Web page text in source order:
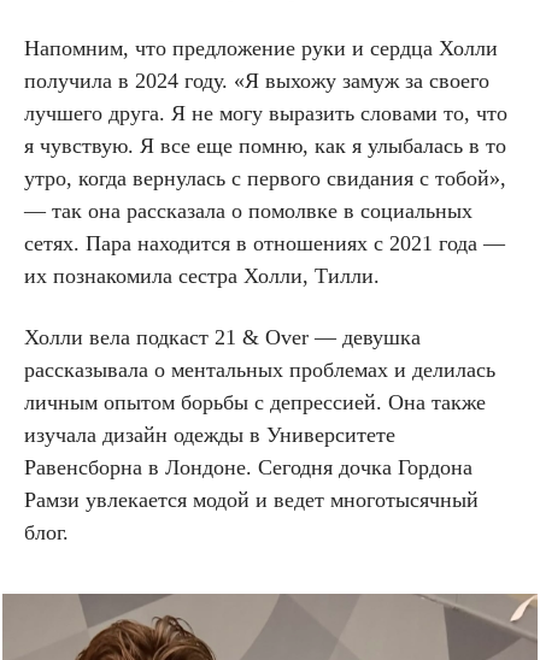
Напомним, что предложение руки и сердца Холли
получила в 2024 году. «Я выхожу замуж за своего
лучшего друга. Я не могу выразить словами то, что
я чувствую. Я все еще помню, как я улыбалась в то
утро, когда вернулась с первого свидания с тобой»,
— так она рассказала о помолвке в социальных
сетях. Пара находится в отношениях с 2021 года —
их познакомила сестра Холли, Тилли.
Холли вела подкаст 21 & Over — девушка
рассказывала о ментальных проблемах и делилась
личным опытом борьбы с депрессией. Она также
изучала дизайн одежды в Университете
Равенсборна в Лондоне. Сегодня дочка Гордона
Рамзи увлекается модой и ведет многотысячный
блог.